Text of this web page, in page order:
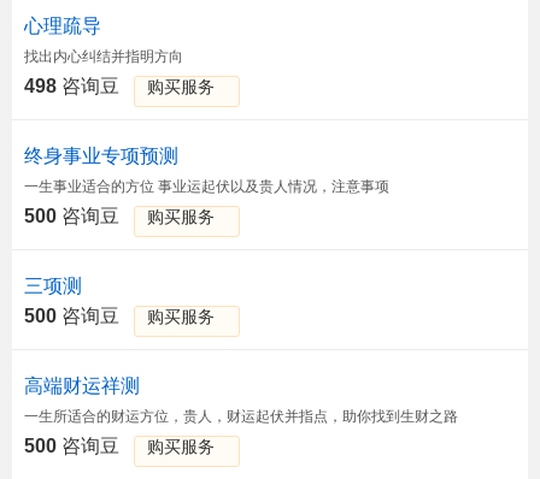
心理疏导
找出内心纠结并指明方向
498 咨询豆 购买服务
终身事业专项预测
一生事业适合的方位 事业运起伏以及贵人情况，注意事项
500 咨询豆 购买服务
三项测
500 咨询豆 购买服务
高端财运祥测
一生所适合的财运方位，贵人，财运起伏并指点，助你找到生财之路
500 咨询豆 购买服务